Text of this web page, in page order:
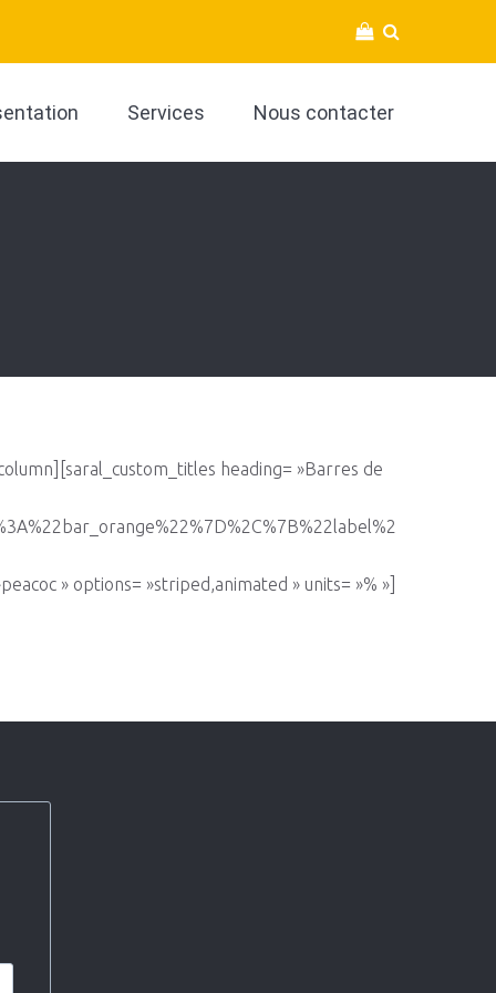
Services Nous contacter
heading= »Barres de
» options= »striped,animated » units= »% »]